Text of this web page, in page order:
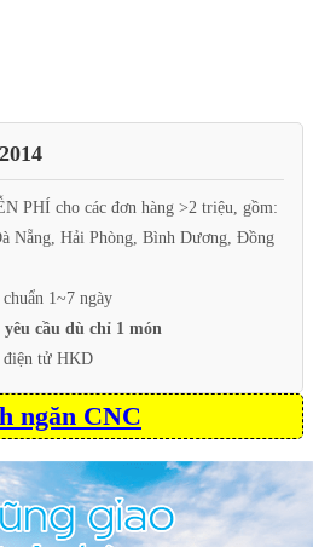
PHÍ cho các đơn hàng >2 triệu, gồm:
Nẵng, Hải Phòng, Bình Dương, Đồng
1~7 ngày
cầu dù chỉ 1 món
điện tử HKD
ngăn CNC